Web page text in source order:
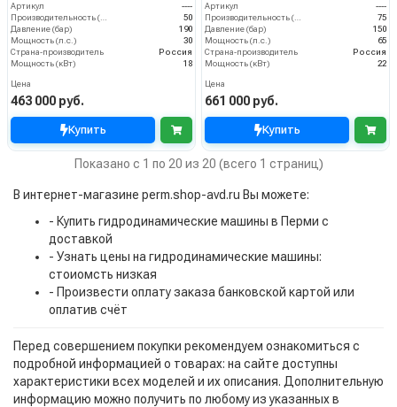
Артикул
----
50
Давление (бар)
190
Мощность (л.с.)
30
Страна-производитель
Россия
Мощность (кВт)
18
Цена
463 000 руб.
Купить
Артикул
----
75
Давление (бар)
150
Мощность (л.с.)
65
Страна-производитель
Россия
Мощность (кВт)
22
Цена
661 000 руб.
Купить
Показано с 1 по 20 из 20 (всего 1 страниц)
В интернет-магазине perm.shop-avd.ru Вы можете:
- Купить гидродинамические машины в Перми с
доставкой
- Узнать цены на гидродинамические машины:
стоиомсть низкая
- Произвести оплату заказа банковской картой или
оплатив счёт
Перед совершением покупки рекомендуем ознакомиться с
подробной информацией о товарах: на сайте доступны
характеристики всех моделей и их описания. Дополнительную
информацию можно получить по любому из указанных в